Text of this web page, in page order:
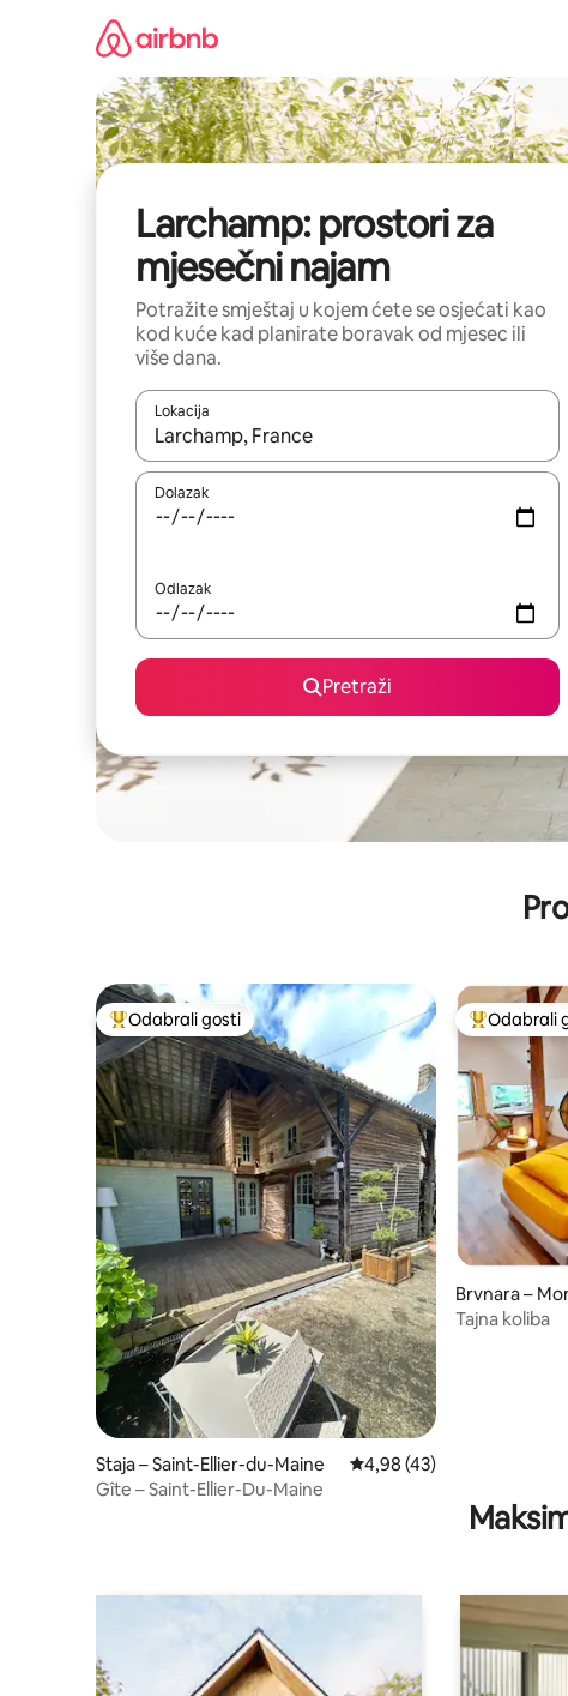
Larchamp: prostori za
mjesečni najam
Potražite smještaj u kojem ćete se osjećati kao
kod kuće kad planirate boravak od mjesec ili
više dana.
Lokacija
Kada budu dostupni rezultati, moći ćete ih
Dolazak
Odlazak
Pretraži
Među najviše rangiranima s oznakom „Odabrali gosti”
Odabrali gosti
Staja – Saint-Ellier-du-Maine Prosječna ocjena: 4,98/5,
4,98 (43)
Gîte – Saint-Ellier-Du-Maine
Među
Odabrali
Brvnara –
Tajna koliba